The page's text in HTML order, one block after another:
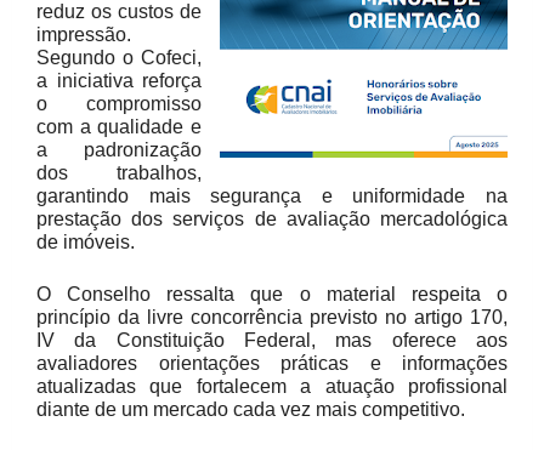
reduz os custos de
impressão.
Segundo o Cofeci,
a iniciativa reforça
o compromisso
com a qualidade e
a padronização
dos trabalhos,
garantindo mais segurança e uniformidade na
prestação dos serviços de avaliação mercadológica
de imóveis.
O Conselho ressalta que o material respeita o
princípio da livre concorrência previsto no artigo 170,
IV da Constituição Federal, mas oferece aos
avaliadores orientações práticas e informações
atualizadas que fortalecem a atuação profissional
diante de um mercado cada vez mais competitivo.